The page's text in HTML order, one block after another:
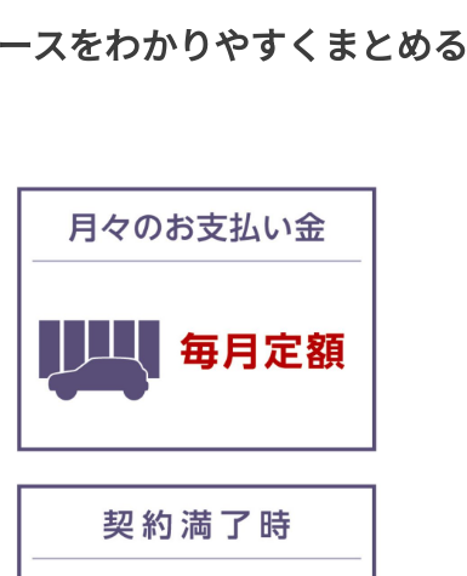
スをわかりやすくまとめ